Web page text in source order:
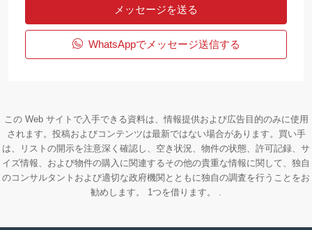
メッセージを送る
WhatsAppでメッセージ送信する
この Web サイトで入手できる資料は、情報提供および広告目的のみに使用
されます。投稿およびコンテンツは最新ではない場合があります。買い手
は、リストの開示を注意深く確認し、空き状況、物件の状態、許可記録、サ
イズ情報、および物件の購入に関連するその他の貴重な情報に関して、独自
のコンサルタントおよび適切な政府機関とともに独自の調査を行うことをお
勧めします。 1つを借ります。 .